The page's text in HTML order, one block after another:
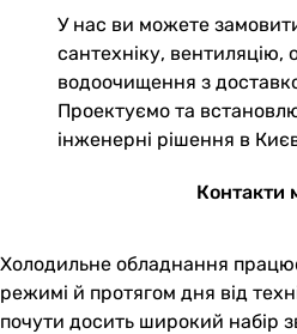
У нас ви можете
сантехніку, вентиляцію,
водоочищення з
Проектуємо та
інженерні рішення в
Контакти
Холодильне обладнання
режимі й протягом дня від
почути досить широкий набір